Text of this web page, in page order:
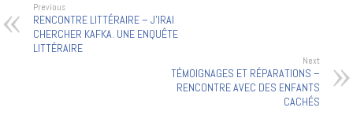
Previous
RENCONTRE LITTÉRAIRE – J’IRAI
CHERCHER KAFKA. UNE ENQUÊTE
LITTÉRAIRE
Next
TÉMOIGNAGES ET RÉPARATIONS –
RENCONTRE AVEC DES ENFANTS
CACHÉS